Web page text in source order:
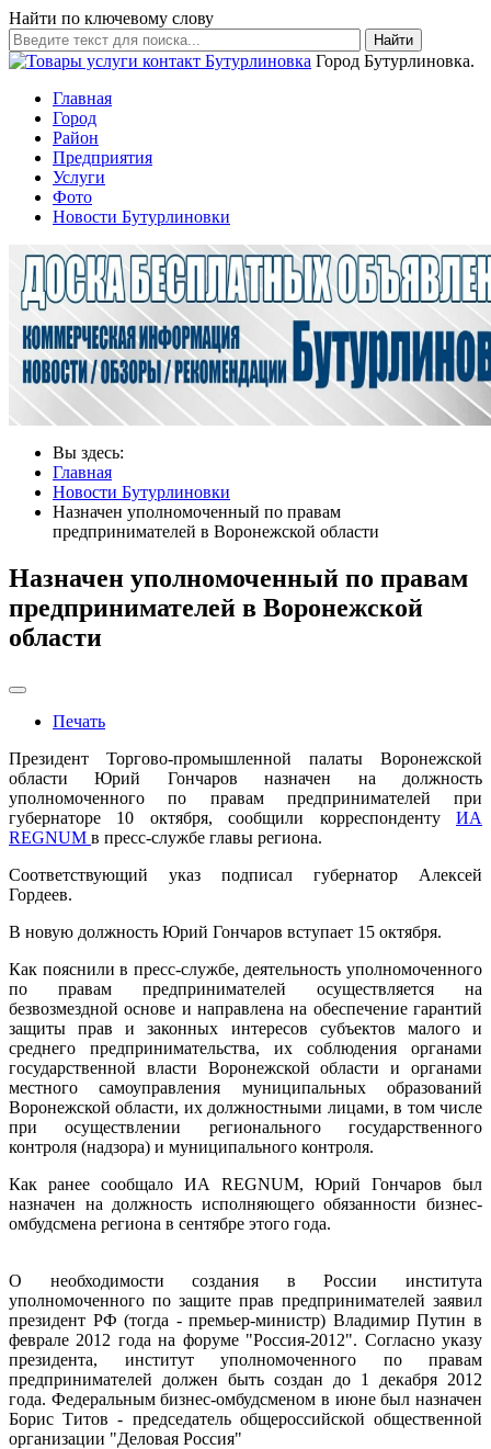
Найти по ключевому слову
Найти
Город Бутурлиновка.
Главная
Город
Район
Предприятия
Услуги
Фото
Новости Бутурлиновки
Вы здесь:
Главная
Новости Бутурлиновки
Назначен уполномоченный по правам
предпринимателей в Воронежской области
Назначен уполномоченный по правам
предпринимателей в Воронежской
области
Печать
Президент Торгово-промышленной палаты Воронежской
области Юрий Гончаров назначен на должность
уполномоченного по правам предпринимателей при
губернаторе 10 октября, сообщили корреспонденту ИА
REGNUM в пресс-службе главы региона.
Соответствующий указ подписал губернатор Алексей
Гордеев.
В новую должность Юрий Гончаров вступает 15 октября.
Как пояснили в пресс-службе, деятельность уполномоченного
по правам предпринимателей осуществляется на
безвозмездной основе и направлена на обеспечение гарантий
защиты прав и законных интересов субъектов малого и
среднего предпринимательства, их соблюдения органами
государственной власти Воронежской области и органами
местного самоуправления муниципальных образований
Воронежской области, их должностными лицами, в том числе
при осуществлении регионального государственного
контроля (надзора) и муниципального контроля.
Как ранее сообщало ИА REGNUM, Юрий Гончаров был
назначен на должность исполняющего обязанности бизнес-
омбудсмена региона в сентябре этого года.
О необходимости создания в России института
уполномоченного по защите прав предпринимателей заявил
президент РФ (тогда - премьер-министр) Владимир Путин в
феврале 2012 года на форуме "Россия-2012". Согласно указу
президента, институт уполномоченного по правам
предпринимателей должен быть создан до 1 декабря 2012
года. Федеральным бизнес-омбудсменом в июне был назначен
Борис Титов - председатель общероссийской общественной
организации "Деловая Россия"